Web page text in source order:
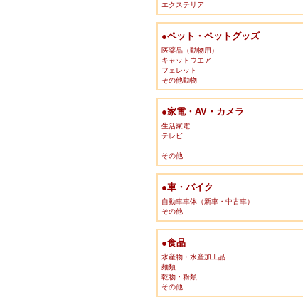
エクステリア
●ペット・ペットグッズ
医薬品（動物用）
キャットウエア
フェレット
その他動物
●家電・AV・カメラ
生活家電
テレビ
その他
●車・バイク
自動車車体（新車・中古車）
その他
●食品
水産物・水産加工品
麺類
乾物・粉類
その他